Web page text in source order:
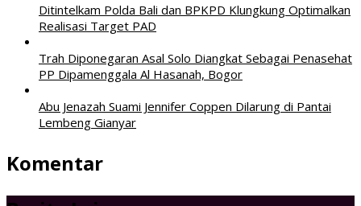
Ditintelkam Polda Bali dan BPKPD Klungkung Optimalkan
Realisasi Target PAD
Trah Diponegaran Asal Solo Diangkat Sebagai Penasehat
PP Dipamenggala Al Hasanah, Bogor
Abu Jenazah Suami Jennifer Coppen Dilarung di Pantai
Lembeng Gianyar
Komentar